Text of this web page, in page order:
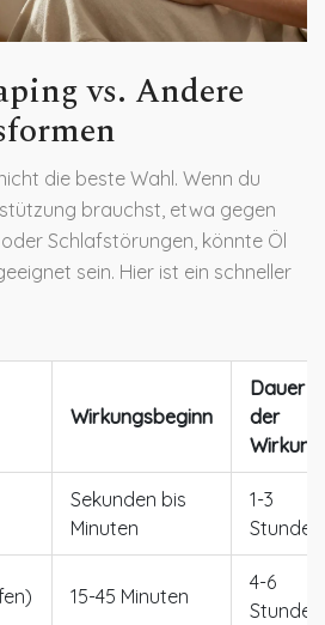
vs. Andere
die beste Wahl. Wenn du
brauchst, etwa gegen
Schlafstörungen, könnte Öl
sein. Hier ist ein schneller
Wirkungsbeginn
Dauer
der
Wirkung
Sekunden bis
Minuten
1-3
Stunden
15-45 Minuten
4-6
Stunden